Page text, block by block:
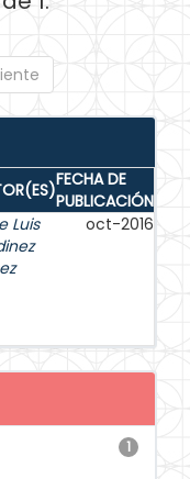
FECHA DE
PUBLICACIÓN
Luis
oct-2016
1